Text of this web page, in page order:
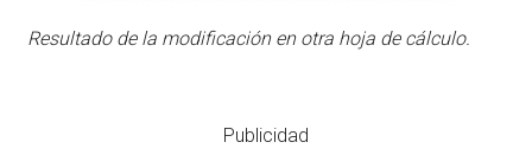
Resultado de la modificación en otra hoja de cálculo.
Publicidad